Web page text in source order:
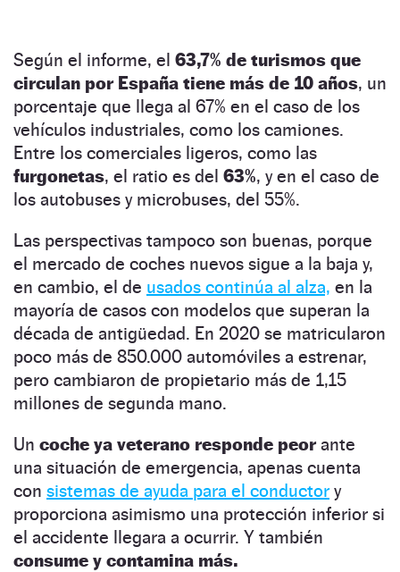
Según el informe, el 63,7% de turismos que
circulan por España tiene más de 10 años, un
porcentaje que llega al 67% en el caso de los
vehículos industriales, como los camiones.
Entre los comerciales ligeros, como las
furgonetas, el ratio es del 63%, y en el caso de
los autobuses y microbuses, del 55%.
Las perspectivas tampoco son buenas, porque
el mercado de coches nuevos sigue a la baja y,
en cambio, el de usados continúa al alza, en la
mayoría de casos con modelos que superan la
década de antigüedad. En 2020 se matricularon
poco más de 850.000 automóviles a estrenar,
pero cambiaron de propietario más de 1,15
millones de segunda mano.
Un coche ya veterano responde peorante
una situación de emergencia, apenas cuenta
con sistemas de ayuda para el conductor y
proporciona asimismo una protección inferior si
el accidente llegara a ocurrir. Y también
consume y contamina más.